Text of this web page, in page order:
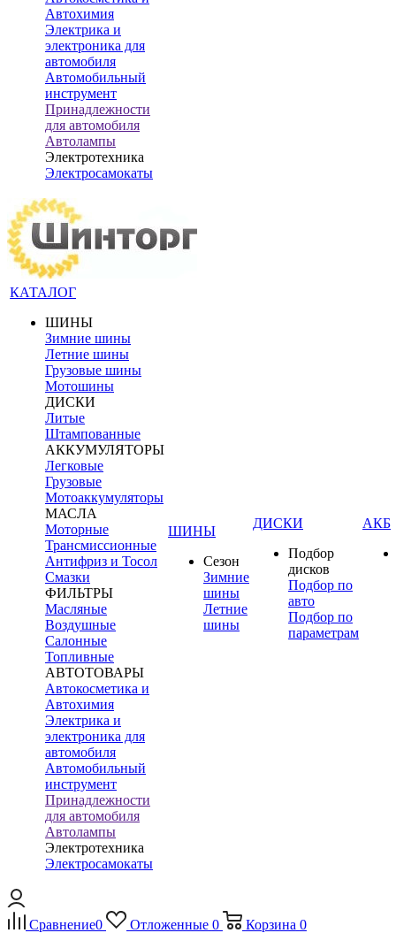
Автохимия
Электрика и
электроника для
автомобиля
Автомобильный
инструмент
Принадлежности
для автомобиля
Автолампы
Электротехника
Электросамокаты
КАТАЛОГ
ШИНЫ
Зимние шины
Летние шины
Грузовые шины
Мотошины
ДИСКИ
Литые
Штампованные
АККУМУЛЯТОРЫ
Легковые
Грузовые
Мотоаккумуляторы
МАСЛА
Моторные
Трансмиссионные
Антифриз и Тосол
Смазки
ФИЛЬТРЫ
Масляные
Воздушные
Салонные
Топливные
АВТОТОВАРЫ
Автокосметика и
Автохимия
Электрика и
электроника для
автомобиля
Автомобильный
инструмент
Принадлежности
для автомобиля
Автолампы
Электротехника
Электросамокаты
ШИНЫ
Сезон
Зимние
шины
Летние
шины
ДИСКИ
Подбор
дисков
Подбор по
авто
Подбор по
параметрам
АКБ
Сравнение0 Отложенные 0 Корзина 0